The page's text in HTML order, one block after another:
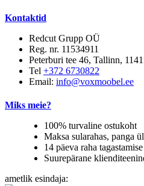
Kontaktid
Redcut Grupp OÜ
Reg. nr. 11534911
Peterburi tee 46, Tallinn,
Tel +372 6730822
Email: info@voxmoobel.ee
Miks meie?
100% turvaline ostukoht
Maksa sularahas, panga
14 päeva raha
Suurepärane
ametlik esindaja: